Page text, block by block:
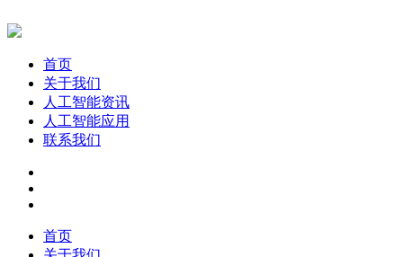
首页
关于我们
人工智能资讯
人工智能应用
联系我们
首页